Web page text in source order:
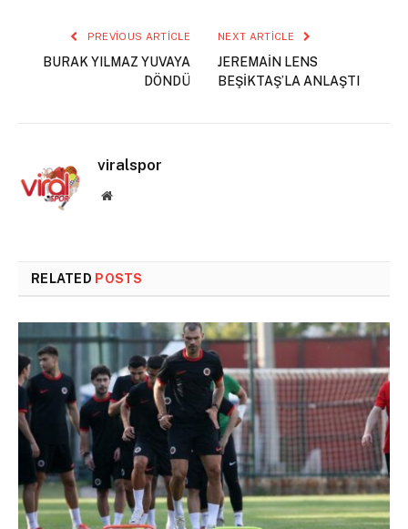
PREVIOUS ARTICLE
BURAK YILMAZ YUVAYA
DÖNDÜ
NEXT ARTICLE
JEREMAİN LENS
BEŞİKTAŞ’LA ANLAŞTI
viralspor
Website
RELATED POSTS